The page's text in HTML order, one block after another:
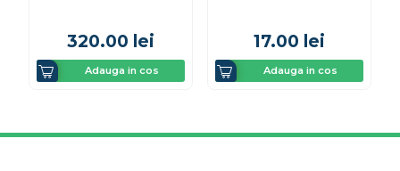
320.00 lei
Adauga in cos
17.00 lei
Adauga in cos